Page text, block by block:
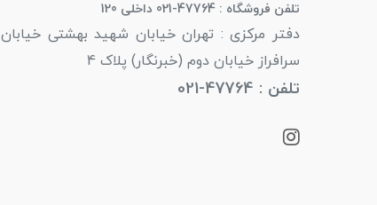
تلفن فروشگاه : 47764-021 داخلی 120
دفتر مرکزی : تهران خیابان شهید بهشتی خیابان
سرافراز خیابان دوم (خبرنگار) پلاک 4
تلفن : 47764-021